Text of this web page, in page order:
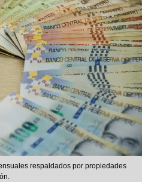
respaldados por propiedades